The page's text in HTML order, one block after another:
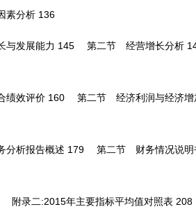
分析 136
发展能力 145 第二节 经营增长分析
效评价 160 第二节 经济利润与经济增
析报告概述 179 第二节 财务情况说明
附录二:2015年主要指标平均值对照表 208